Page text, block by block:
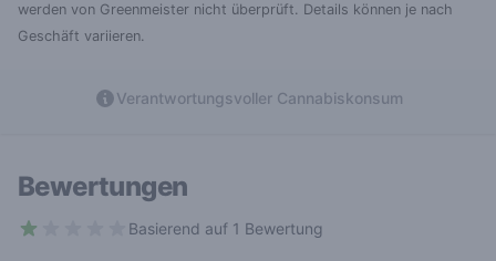
werden von Greenmeister nicht überprüft. Details können je nach
Geschäft variieren.
Verantwortungsvoller Cannabiskonsum
Bewertungen
Basierend auf 1 Bewertung